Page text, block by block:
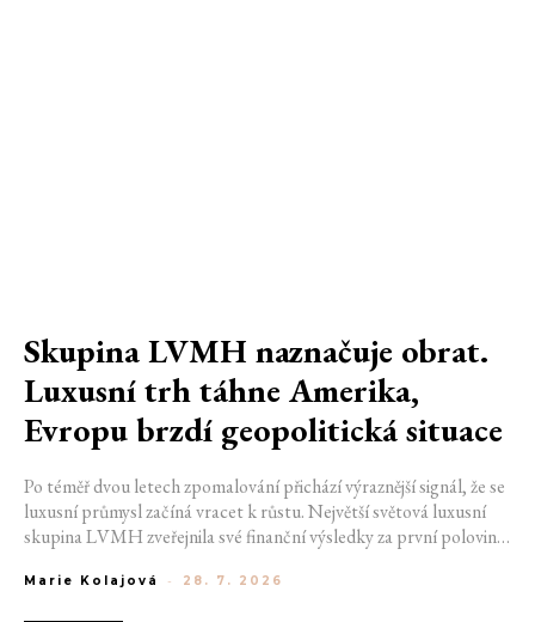
Skupina LVMH naznačuje obrat.
Luxusní trh táhne Amerika,
Evropu brzdí geopolitická situace
Po téměř dvou letech zpomalování přichází výraznější signál, že se
luxusní průmysl začíná vracet k růstu. Největší světová luxusní
skupina LVMH zveřejnila své finanční výsledky za první polovinu
růstu v nejdůležitější módní divizi. Přestože společnost stále čelí
Marie Kolajová - 28. 7. 2026